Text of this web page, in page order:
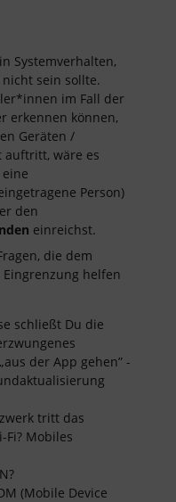
Systemverhalten,
sein sollte.
im Fall der
erkennen können,
Geräten /
auftritt, wäre es
Person)
den
einreichst.
die dem
helfen
schließt Du die
der App gehen” -
tritt das
Fi? Mobiles
(Mobile Device